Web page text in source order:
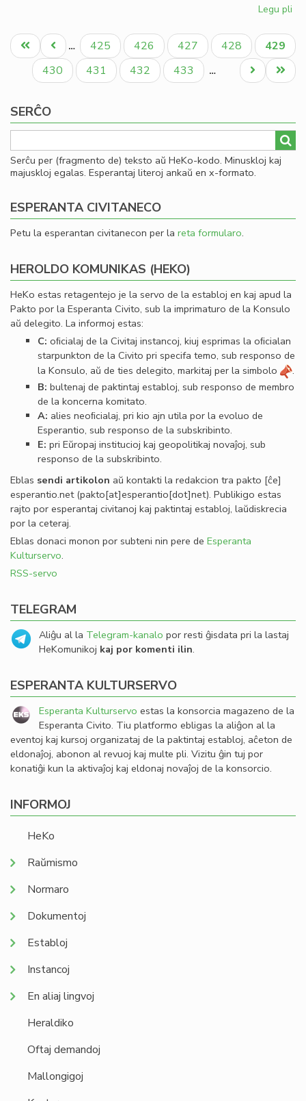
Legu pli
kaj
Ido
en
Pagination
Unua
paĝo
Antaŭa
paĝo
… Paĝo
425 Paĝo
426 Paĝo
427 Paĝo
428
Aktuala
paĝo
429
Paĝo
430 Paĝo
431 Paĝo
432 Paĝo
433 …
Last
page
Next
page
SERĈO
Serĉu per (fragmento de) teksto aŭ HeKo-kodo. Minuskloj kaj
majuskloj egalas. Esperantaj literoj ankaŭ en x-formato.
ESPERANTA CIVITANECO
Petu la esperantan civitanecon per la reta formularo.
HEROLDO KOMUNIKAS (HEKO)
HeKo estas retagentejo je la servo de la establoj en kaj apud la
Pakto por la Esperanta Civito, sub la imprimaturo de la Konsulo
aŭ delegito. La informoj estas:
C: oﬁcialaj de la Civitaj instancoj, kiuj esprimas la oﬁcialan
starpunkton de la Civito pri specifa temo, sub responso de
la Konsulo, aŭ de ties delegito, markitaj per la simbolo
.
B: bultenaj de paktintaj establoj, sub responso de membro
de la koncerna komitato.
A: alies neoﬁcialaj, pri kio ajn utila por la evoluo de
Esperantio, sub responso de la subskribinto.
E: pri Eŭropaj institucioj kaj geopolitikaj novaĵoj, sub
responso de la subskribinto.
Eblas sendi artikolon aŭ kontakti la redakcion tra pakto [ĉe]
esperantio.net(pakto[at]esperantio[dot]net). Publikigo estas
rajto por esperantaj civitanoj kaj paktintaj establoj, laŭdiskrecia
por la ceteraj.
Eblas donaci monon por subteni nin pere de Esperanta
Kulturservo.
RSS-servo
TELEGRAM
Aliĝu al la Telegram-kanalo por resti ĝisdata pri la lastaj
HeKomunikoj kaj por komenti ilin.
ESPERANTA KULTURSERVO
Esperanta Kulturservo estas la konsorcia magazeno de la
Esperanta Civito. Tiu platformo ebligas la aliĝon al la
eventoj kaj kursoj organizataj de la paktintaj establoj, aĉeton de
eldonaĵoj, abonon al revuoj kaj multe pli. Vizitu ĝin tuj por
konatiĝi kun la aktivaĵoj kaj eldonaj novaĵoj de la konsorcio.
INFORMOJ
HeKo
Raŭmismo
Normaro
Dokumentoj
Establoj
Instancoj
En aliaj lingvoj
Heraldiko
Oftaj demandoj
Mallongigoj